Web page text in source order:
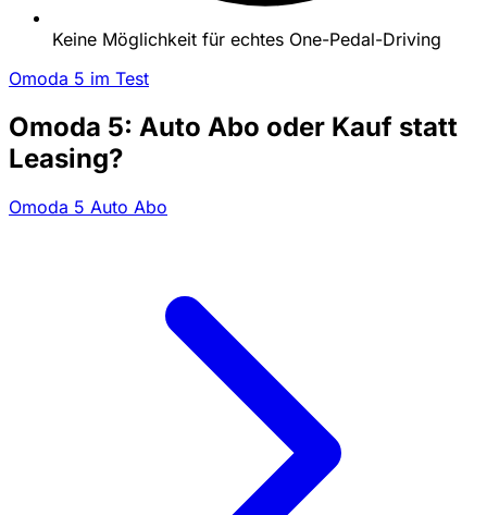
Keine Möglichkeit für echtes One-Pedal-Driving
Omoda 5 im Test
Omoda 5: Auto Abo oder Kauf statt
Leasing?
Omoda 5 Auto Abo